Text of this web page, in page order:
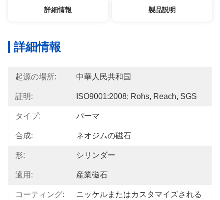
詳細情報 製品説明
詳細情報
起源の場所: 中華人民共和国
証明: ISO9001:2008; Rohs, Reach, SGS
タイプ: パーマ
合成: ネオジムの磁石
形: シリンダー
適用: 産業磁石
コーティング: ニッケルまたはカスタマイズされる